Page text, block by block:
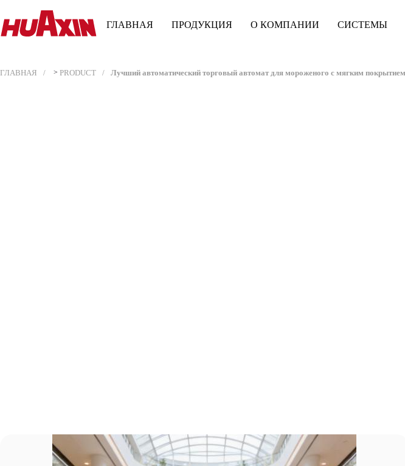
ГЛАВНАЯ ПРОДУКЦИЯ О КОМПАНИИ СИСТЕМЫ
ГЛАВНАЯ > PRODUCT